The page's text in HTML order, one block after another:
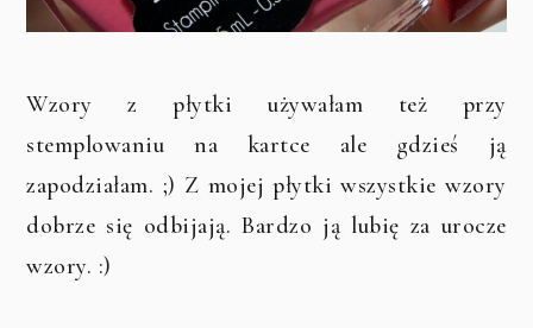
Wzory z płytki używałam też przy
stemplowaniu na kartce ale gdzieś ją
zapodziałam. ;) Z mojej płytki wszystkie wzory
dobrze się odbijają. Bardzo ją lubię za urocze
wzory. :)